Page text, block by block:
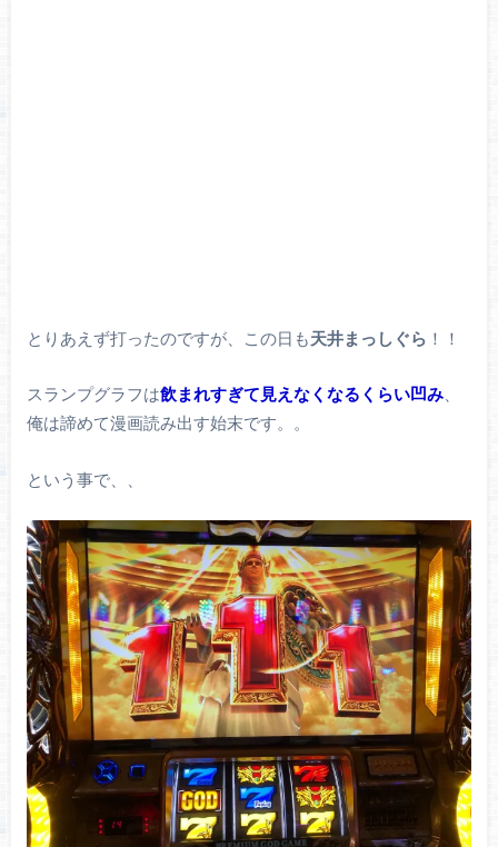
とりあえず打ったのですが、この日も天井まっしぐら ！！
スランプグラフは飲まれすぎて見えなくなるくらい凹み、
俺は諦めて漫画読み出す始末です。。
という事で、、